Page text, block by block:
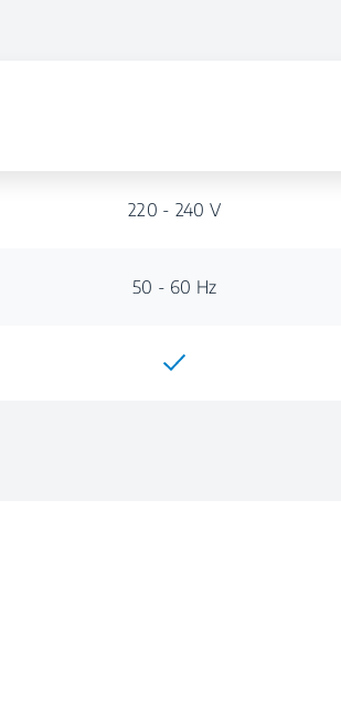
220 - 240 V
50 - 60 Hz